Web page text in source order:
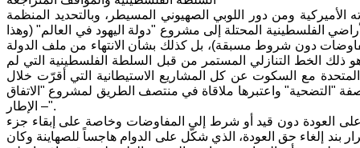
ومن دور اللوبي الصهيوني المسيطر، وبالتحديد المنظمة
الفلسطينية المحتلة إلى مشروع "دولة اليهود في العالم" (وهذا
دون شروط مسبقة)، بل كذلك بشأن الانتهاء من ملف الدولة
ذلك الخط التنازلي المستمر من قبل السلطة الفلسطينية التي لم
المتحدة مع السكوت عن كل المشاريع الاستيطانية التي أقرّت خلال
"التضحية" واعتبرها ملاقاة في منتصف الطريق لمشروع "الاتفاق
– الإطار".
العودة دون قيد أو شرط إلى المفاوضات وخاصة على إبقاء جزء
بند إلغاء حق العودة، الذي شكّل على الدوام هاجساً للصهاينة وكان